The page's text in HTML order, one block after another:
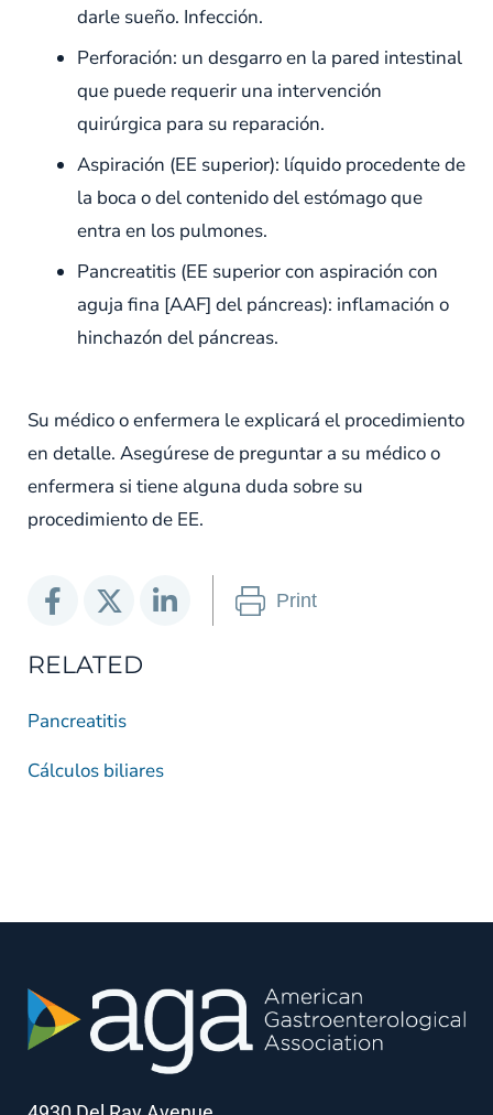
darle sueño. Infección.
Perforación: un desgarro en la pared intestinal
que puede requerir una intervención
quirúrgica para su reparación.
Aspiración (EE superior): líquido procedente de
la boca o del contenido del estómago que
entra en los pulmones.
Pancreatitis (EE superior con aspiración con
aguja fina [AAF] del páncreas): inflamación o
hinchazón del páncreas.
Su médico o enfermera le explicará el procedimiento
en detalle. Asegúrese de preguntar a su médico o
enfermera si tiene alguna duda sobre su
procedimiento de EE.
Print
RELATED
Pancreatitis
Cálculos biliares